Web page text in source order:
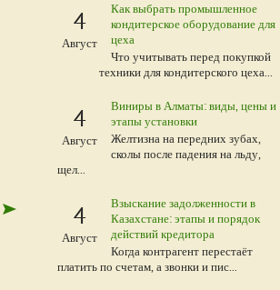
4
Август
Как выбрать промышленное
кондитерское оборудование для
цеха
Что учитывать перед покупкой
техники для кондитерского цеха...
4
Август
Виниры в Алматы: виды, цены и
этапы установки
Желтизна на передних зубах,
сколы после падения на льду,
щел...
4
Август
Взыскание задолженности в
Казахстане: этапы и порядок
действий кредитора
Когда контрагент перестаёт
платить по счетам, а звонки и пис...